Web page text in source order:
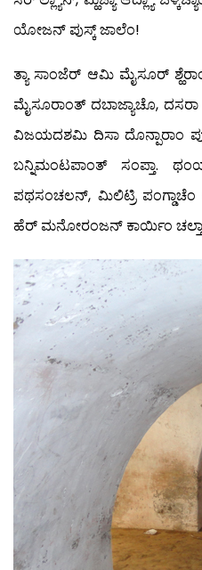
ಯೋಜನ್ ಪುಸ್ಕ್ ಜಾಲೆಂ!
ತ್ಯಾ ಸಾಂಜೆರ್ ಆಮಿ ಮೈಸೂರ್
ಮೈಸೂರಾಂತ್ ದಬಾಜ್ಯಾಚೊ,
ವಿಜಯದಶಮಿ ದಿಸಾ ದೊನ್ಪಾರಾಂ
ಬನ್ನಿಮಂಟಪಾಂತ್ ಸಂಪ್ತಾ.
ಪಥಸಂಚಲನ್, ಮಿಲಿಟ್ರಿ
ಹೆರ್ ಮನೋರಂಜನ್ ಕಾರ್ಯಿಂ